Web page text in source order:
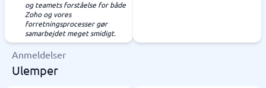
og teamets forståelse for både
Zoho og vores
forretningsprocesser gør
samarbejdet meget smidigt.
Anmeldelser
Ulemper